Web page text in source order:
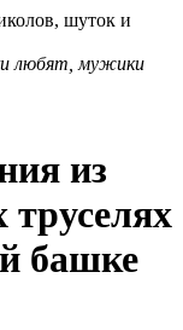
шуток и
любят, мужики
из
башке